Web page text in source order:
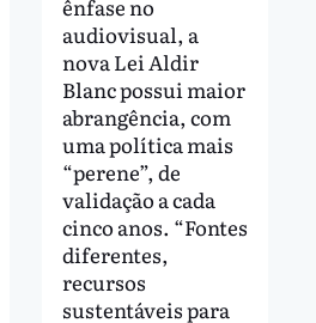
ênfase no
audiovisual, a
nova Lei Aldir
Blanc possui maior
abrangência, com
uma política mais
“perene”, de
validação a cada
cinco anos. “Fontes
diferentes,
recursos
sustentáveis para